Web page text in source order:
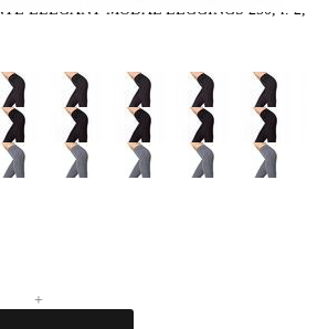
ELEGANT MODAL LEGGINGS 250, r. 2,
+